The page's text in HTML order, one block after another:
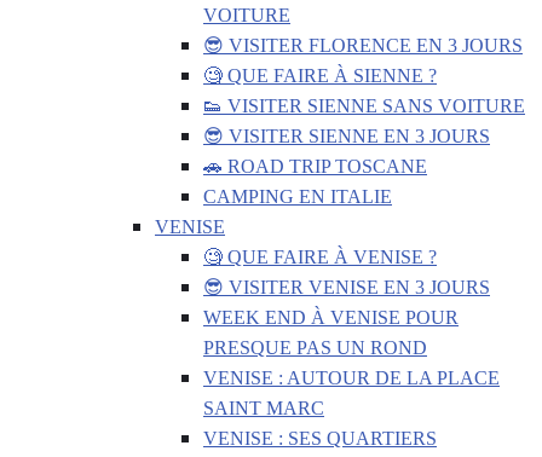
VOITURE
😎 VISITER FLORENCE EN 3 JOURS
🧐 QUE FAIRE À SIENNE ?
👟 VISITER SIENNE SANS VOITURE
😎 VISITER SIENNE EN 3 JOURS
🚗 ROAD TRIP TOSCANE
CAMPING EN ITALIE
VENISE
🧐 QUE FAIRE À VENISE ?
😎 VISITER VENISE EN 3 JOURS
WEEK END À VENISE POUR
PRESQUE PAS UN ROND
VENISE : AUTOUR DE LA PLACE
SAINT MARC
VENISE : SES QUARTIERS